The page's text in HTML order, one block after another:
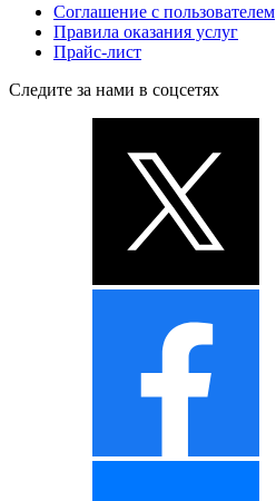
Соглашение с пользователем
Правила оказания услуг
Прайс-лист
Следите за нами в соцсетях